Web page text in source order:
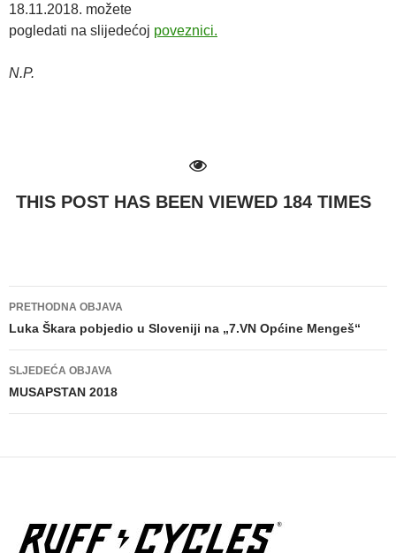
18.11.2018. možete
pogledati na slijedećoj poveznici.
N.P.
THIS POST HAS BEEN VIEWED 184 TIMES
Navigacija
objava
PRETHODNA OBJAVA
Luka Škara pobjedio u Sloveniji na „7.VN Općine Mengeš“
SLJEDEĆA OBJAVA
MUSAPSTAN 2018